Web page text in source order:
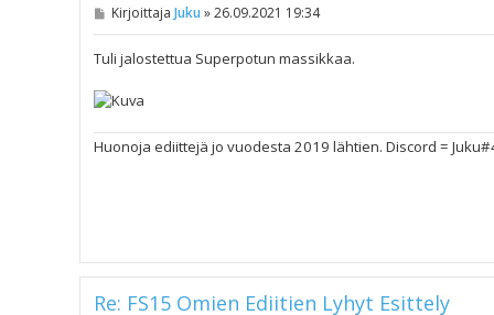
V
s
i
Kirjoittaja Juku »26.09.2021 19:34
Tuli jalostettua Superpotun massikkaa.
Huonoja ediittejä jo vuodesta 2019 lähtien. Discord =
Re: FS15 Omien Ediitien Lyhyt Esittely